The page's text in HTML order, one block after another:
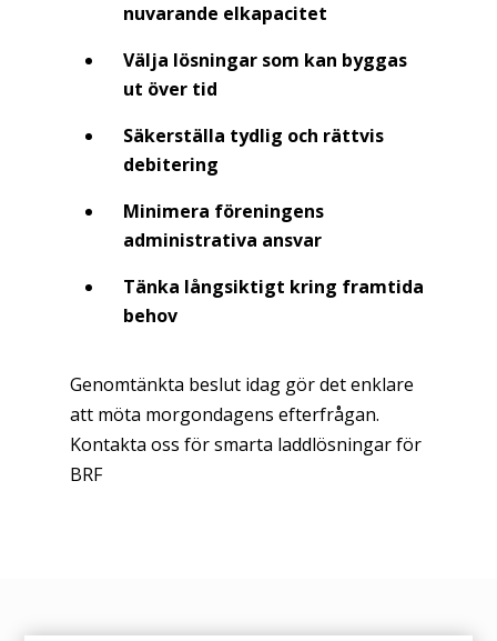
nuvarande elkapacitet
Välja lösningar som kan byggas
ut över tid
Säkerställa tydlig och rättvis
debitering
Minimera föreningens
administrativa ansvar
Tänka långsiktigt kring framtida
behov
Genomtänkta beslut idag gör det enklare
att möta morgondagens efterfrågan.
Kontakta oss för smarta laddlösningar för
BRF